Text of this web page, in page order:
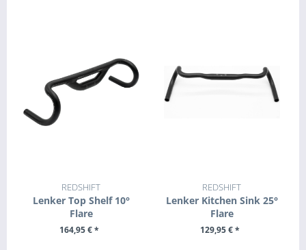
REDSHIFT
Lenker Top Shelf 10°
Flare
164,95 € *
REDSHIFT
Lenker Kitchen Sink 25°
Flare
129,95 € *